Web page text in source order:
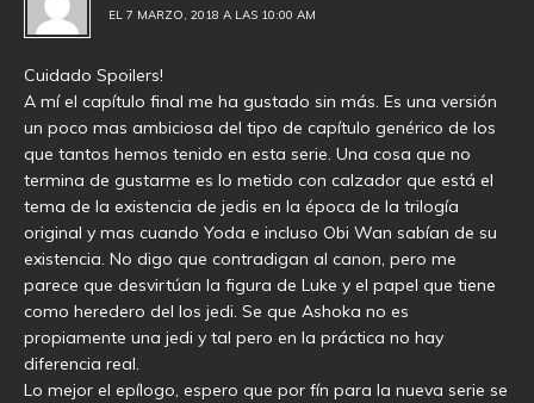
EL 7 MARZO, 2018 A LAS 10:00 AM
Cuidado Spoilers!
A mí el capítulo final me ha gustado sin más. Es una versión
un poco mas ambiciosa del tipo de capítulo genérico de los
que tantos hemos tenido en esta serie. Una cosa que no
termina de gustarme es lo metido con calzador que está el
tema de la existencia de jedis en la época de la trilogía
original y mas cuando Yoda e incluso Obi Wan sabían de su
existencia. No digo que contradigan al canon, pero me
parece que desvirtúan la figura de Luke y el papel que tiene
como heredero del los jedi. Se que Ashoka no es
propiamente una jedi y tal pero en la práctica no hay
diferencia real.
Lo mejor el epílogo, espero que por fín para la nueva serie se